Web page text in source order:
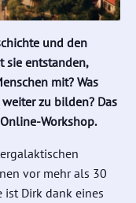
und den
sie entstanden,
mit? Was
zu bilden? Das
Workshop.
vor mehr als 30
ist Dirk dank eines